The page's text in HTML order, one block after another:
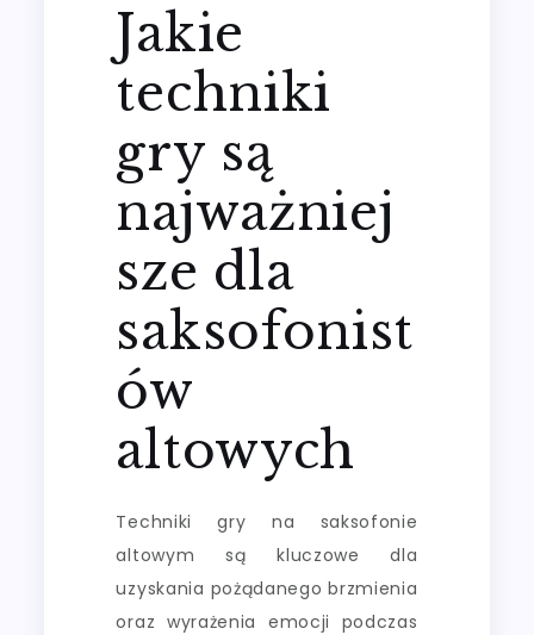
Jakie
techniki
gry są
najważniej
sze dla
saksofonist
ów
altowych
Techniki gry na saksofonie
altowym są kluczowe dla
uzyskania pożądanego brzmienia
oraz wyrażenia emocji podczas